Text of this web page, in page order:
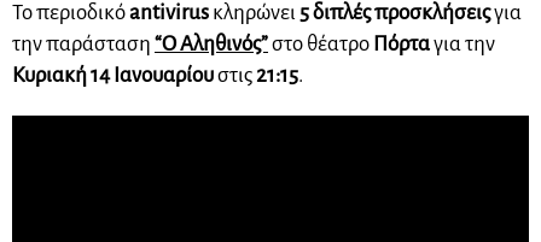
Το περιοδικόantivirus κληρώνει 5 διπλές προσκλήσειςγια
την παράσταση “Ο Αληθινός”στο θέατρο Πόρταγια την
Κυριακή 14 Ιανουαρίουστις 21:15.